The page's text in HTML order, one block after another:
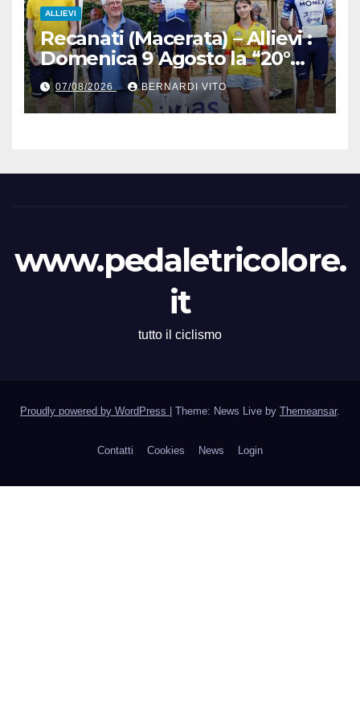
ALLIEVI
Recanati (Macerata) – Allievi :
Domenica 9 Agosto la “20°
Mare e Monti” nelle terre del
grande Poeta Italiano
Giacomo Leopardi
07/08/2026 BERNARDI VITO
www.pedaletricolore.
it
tutto il ciclismo
Proudly powered by WordPress Theme: News Live by Themeansar.
Contatti Cookies News Login